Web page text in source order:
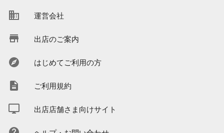
運営会社
出店のご案内
はじめてご利用の方
ご利用規約
出店店舗さま向けサイト